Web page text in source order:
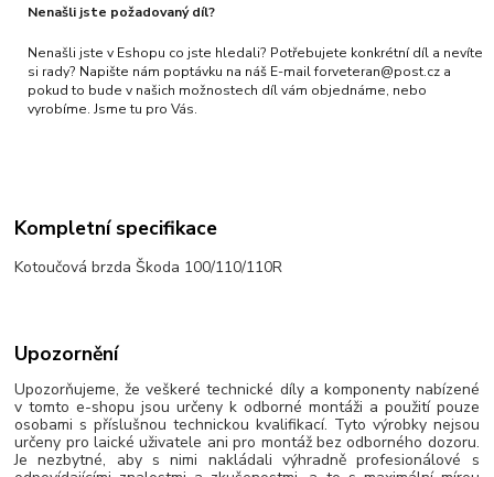
Nenašli jste požadovaný díl?
Nenašli jste v Eshopu co jste hledali? Potřebujete konkrétní díl a nevíte
si rady? Napište nám poptávku na náš E-mail forveteran@post.cz a
pokud to bude v našich možnostech díl vám objednáme, nebo
vyrobíme. Jsme tu pro Vás.
Kompletní specifikace
Kotoučová brzda Škoda 100/110/110R
Upozornění
Upozorňujeme, že veškeré technické díly a komponenty nabízené
v tomto e-shopu jsou určeny k odborné montáži a použití pouze
osobami s příslušnou technickou kvalifikací. Tyto výrobky nejsou
určeny pro laické uživatele ani pro montáž bez odborného dozoru.
Je nezbytné, aby s nimi nakládali výhradně profesionálové s